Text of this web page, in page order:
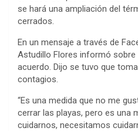
se hará una ampliación del
cerrados.
En un mensaje a través de
Astudillo Flores informó sobre
acuerdo. Dijo se tuvo que
contagios.
“Es una medida que no me
cerrar las playas, pero es una
cuidarnos, necesitamos